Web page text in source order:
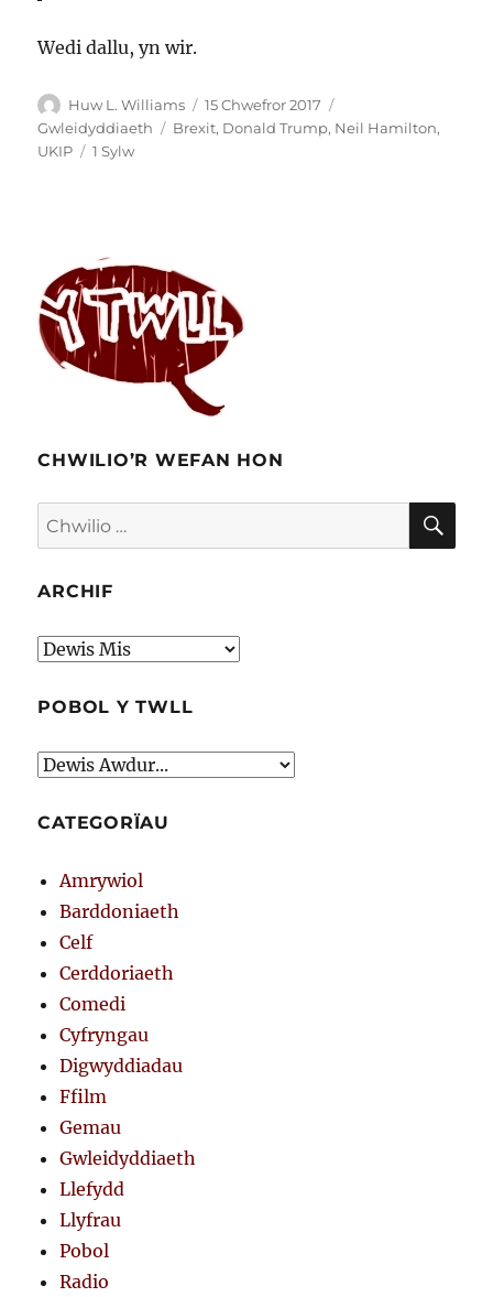
Wedi dallu, yn wir.
Awdur
Huw L. Williams
Cofnodwyd
ar
15 Chwefror 2017
Gwleidyddiaeth
Tagiau
Brexit, Donald Trump, Neil Hamilton,
UKIP
1 Sylwar
CHWILIO’R WEFAN HON
Chwilio
am:
ARCHIF
Archif
POBOL Y TWLL
CATEGORÏAU
Amrywiol
Barddoniaeth
Celf
Cerddoriaeth
Comedi
Cyfryngau
Digwyddiadau
Ffilm
Gemau
Gwleidyddiaeth
Llefydd
Llyfrau
Pobol
Radio